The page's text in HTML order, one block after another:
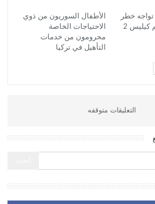
خطر
كيليس 2
الأطفال السوريون من ذوي
الاحتياجات الخاصة
محرومون من خدمات
التأهيل في تركيا
التعليقات متوقفه